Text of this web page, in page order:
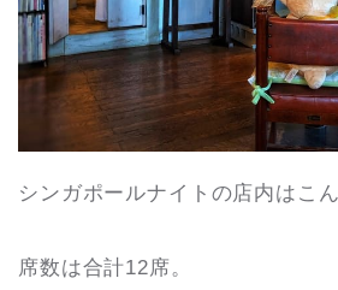
シンガポールナイトの店内はこん
席数は合計12席。